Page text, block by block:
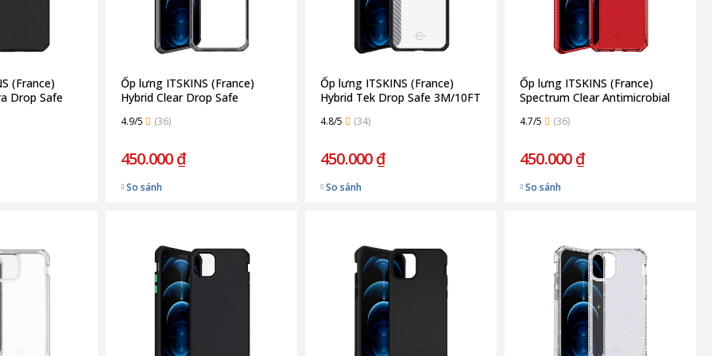
(France)
Drop Safe
Ốp lưng ITSKINS (France)
Hybrid Clear Drop Safe
| Black
4.9/5 (36)
450.000 ₫
So sánh
Ốp lưng ITSKINS (France)
Hybrid Tek Drop Safe 3M/10FT
4.8/5 (34)
450.000 ₫
So sánh
Ốp lưng ITSKINS (France)
Spectrum Clear Antimicrobial
12/12 Pro | Red
4.7/5 (36)
450.000 ₫
So sánh